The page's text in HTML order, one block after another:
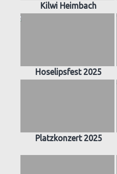
Kilwi Heimbach
Hoselipsfest 2025
Platzkonzert 2025